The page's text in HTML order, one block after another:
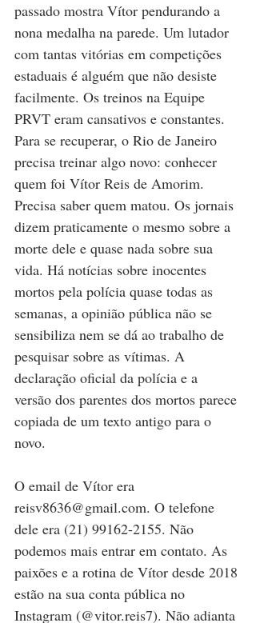
passado mostra Vítor pendurando a
nona medalha na parede. Um lutador
com tantas vitórias em competições
estaduais é alguém que não desiste
facilmente. Os treinos na Equipe
PRVT eram cansativos e constantes.
Para se recuperar, o Rio de Janeiro
precisa treinar algo novo: conhecer
quem foi Vítor Reis de Amorim.
Precisa saber quem matou. Os jornais
dizem praticamente o mesmo sobre a
morte dele e quase nada sobre sua
vida. Há notícias sobre inocentes
mortos pela polícia quase todas as
semanas, a opinião pública não se
sensibiliza nem se dá ao trabalho de
pesquisar sobre as vítimas. A
declaração oficial da polícia e a
versão dos parentes dos mortos parece
copiada de um texto antigo para o
novo.
O email de Vítor era
reisv8636@gmail.com. O telefone
dele era (21) 99162-2155. Não
podemos mais entrar em contato. As
paixões e a rotina de Vítor desde 2018
estão na sua conta pública no
Instagram (@vitor.reis7). Não adianta